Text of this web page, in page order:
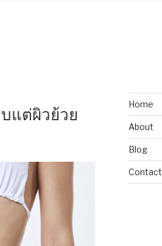
แต่ผิวย้วย
Home
About
Blog
Contact